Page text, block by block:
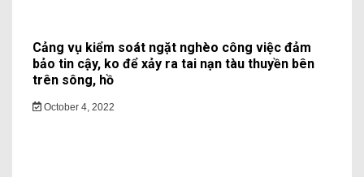
Cảng vụ kiểm soát ngặt nghèo công việc đảm
bảo tin cậy, ko để xảy ra tai nạn tàu thuyền bên
trên sông, hồ
October 4, 2022